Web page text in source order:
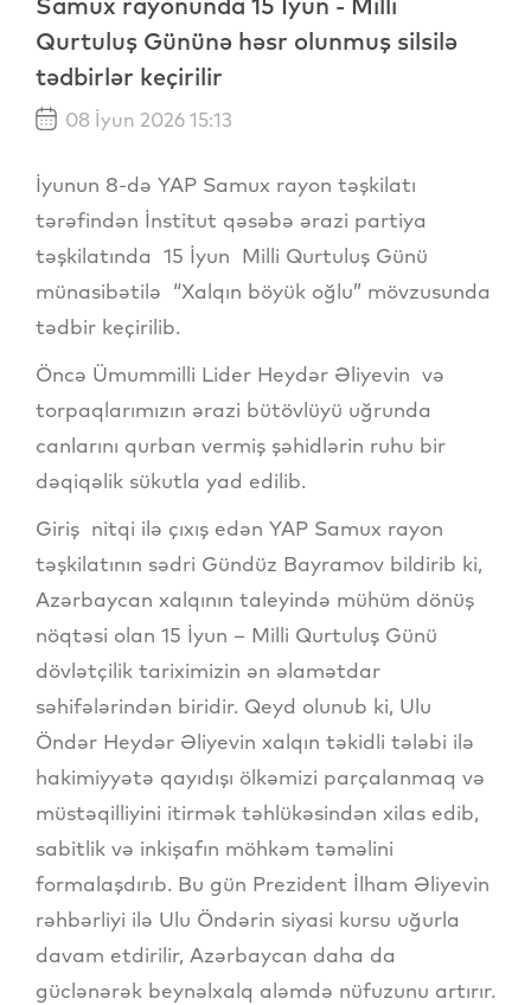
Qurtuluş Gününə həsr olunmuş silsilə
tədbirlər keçirilir
08 İyun 2026 15:13
İyunun 8-də YAP Samux rayon təşkilatı
tərəfindən İnstitut qəsəbə ərazi partiya
təşkilatında 15 İyun Milli Qurtuluş Günü
münasibətilə “Xalqın böyük oğlu” mövzusunda
tədbir keçirilib.
Öncə Ümummilli Lider Heydər Əliyevin və
torpaqlarımızın ərazi bütövlüyü uğrunda
canlarını qurban vermiş şəhidlərin ruhu bir
dəqiqəlik sükutla yad edilib.
Giriş nitqi ilə çıxış edən YAP Samux rayon
təşkilatının sədri Gündüz Bayramov bildirib ki,
Azərbaycan xalqının taleyində mühüm dönüş
nöqtəsi olan 15 İyun – Milli Qurtuluş Günü
dövlətçilik tariximizin ən əlamətdar
səhifələrindən biridir. Qeyd olunub ki, Ulu
Öndər Heydər Əliyevin xalqın təkidli tələbi ilə
hakimiyyətə qayıdışı ölkəmizi parçalanmaq və
müstəqilliyini itirmək təhlükəsindən xilas edib,
sabitlik və inkişafın möhkəm təməlini
formalaşdırıb. Bu gün Prezident İlham Əliyevin
rəhbərliyi ilə Ulu Öndərin siyasi kursu uğurla
davam etdirilir, Azərbaycan daha da
güclənərək beynəlxalq aləmdə nüfuzunu artırır.